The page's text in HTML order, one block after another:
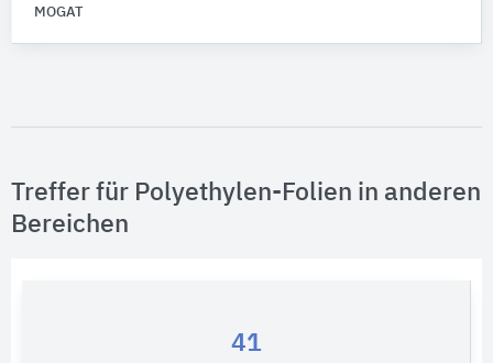
MOGAT
Treffer für Polyethylen-Folien in anderen
Bereichen
41